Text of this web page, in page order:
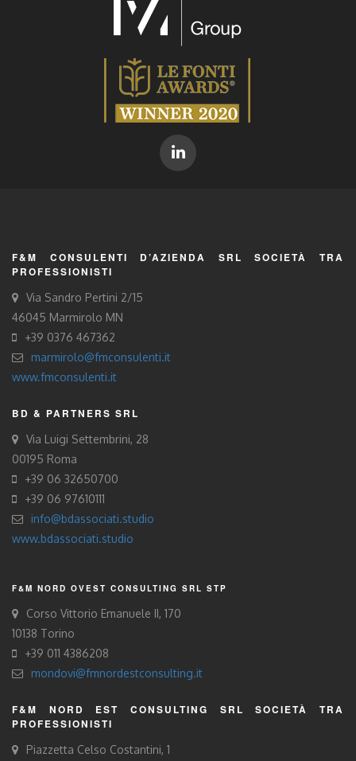
F&M CONSULENTI D’AZIENDA SRL SOCIETÀ TRA
PROFESSIONISTI
Via Sandro Pertini 2/15
46045 Marmirolo MN
+39 0376 467362
marmirolo@fmconsulenti.it
www.fmconsulenti.it
BD & PARTNERS SRL
Via Luigi Settembrini, 28
00195 Roma
+39 06 32650700
+39 06 97610111
info@bdassociati.studio
www.bdassociati.studio
F&M NORD OVEST CONSULTING SRL STP
Corso Vittorio Emanuele II, 170
10138 Torino
+39 011 4386208
mondovi@fmnordestconsulting.it
F&M NORD EST CONSULTING SRL SOCIETÀ TRA
PROFESSIONISTI
Piazzetta Celso Costantini, 1